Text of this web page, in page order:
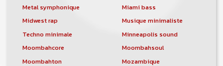
Metal symphonique
Miami bass
Midwest rap
Musique minimaliste
Techno minimale
Minneapolis sound
Moombahcore
Moombahsoul
Moombahton
Mozambique